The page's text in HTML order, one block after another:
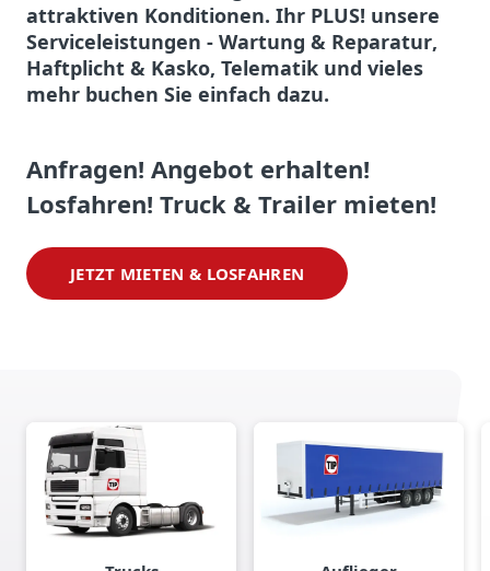
attraktiven Konditionen. Ihr PLUS! unsere
Serviceleistungen - Wartung & Reparatur,
Haftplicht & Kasko, Telematik und vieles
mehr buchen Sie einfach dazu.
Anfragen! Angebot erhalten!
Losfahren! Truck & Trailer mieten!
JETZT MIETEN & LOSFAHREN